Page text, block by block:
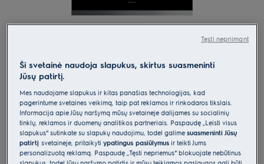
KOEBP39WX
Orkaitė 800 serija
„AssistedCooking“ su maisto
termometru
0 (0)
Ši svetainė naudoja slapukus, skirtus suasmeninti
Jūsų patirtį.
Mes naudojame slapukus ir kitas panašias technologijas, kad
pagerintume svetainės veikimą, taip pat reklamos ir rinkodaros tikslais.
Informacija apie Jūsų naršymą mūsų svetainėje dalijamės su socialinių
tinklų, reklamos ir duomenų analitikos partneriais. Paspaudę „Leisti visus
slapukus“ sutinkate su slapukų naudojimu, todėl galimesuasmeninti Jūsų
patirtįsvetainėje, pritaikytiypatingus pasiūlymus ir teikti Jums
personalizuotą reklamą. Paspaudę „Tęsti nepriėmus“ blokuojate nebūtinus
Tęsti nepriimant